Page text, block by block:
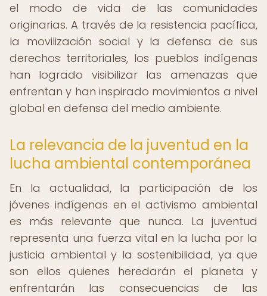
el modo de vida de las comunidades
originarias. A través de la resistencia pacífica,
la movilización social y la defensa de sus
derechos territoriales, los pueblos indígenas
han logrado visibilizar las amenazas que
enfrentan y han inspirado movimientos a nivel
global en defensa del medio ambiente.
La relevancia de la juventud en la
lucha ambiental contemporánea
En la actualidad, la participación de los
jóvenes indígenas en el activismo ambiental
es más relevante que nunca. La juventud
representa una fuerza vital en la lucha por la
justicia ambiental y la sostenibilidad, ya que
son ellos quienes heredarán el planeta y
enfrentarán las consecuencias de las